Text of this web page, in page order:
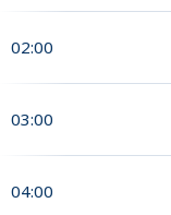
02:00
03:00
04:00